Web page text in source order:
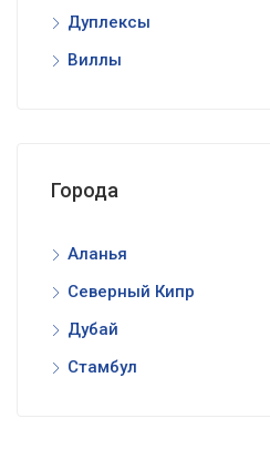
Дуплексы
Виллы
Города
Аланья
Северный Кипр
Дубай
Стамбул